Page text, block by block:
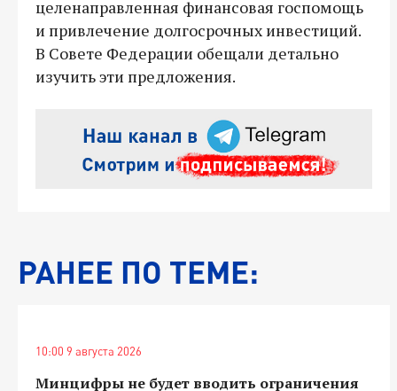
целенаправленная финансовая госпомощь
и привлечение долгосрочных инвестиций.
В Совете Федерации обещали детально
изучить эти предложения.
РАНЕЕ ПО ТЕМЕ:
10:00 9 августа 2026
Минцифры не будет вводить ограничения